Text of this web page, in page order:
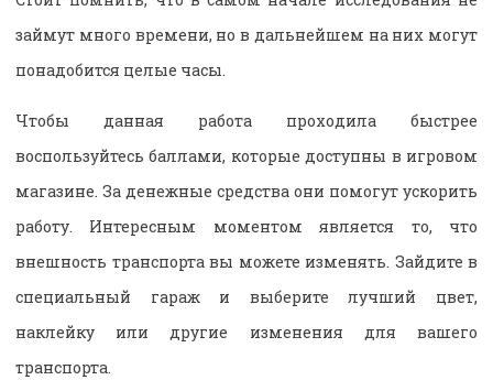
займут много времени, но в дальнейшем на них могут
понадобится целые часы.
Чтобы данная работа проходила быстрее
воспользуйтесь баллами, которые доступны в игровом
магазине. За денежные средства они помогут ускорить
работу. Интересным моментом является то, что
внешность транспорта вы можете изменять. Зайдите в
специальный гараж и выберите лучший цвет,
наклейку или другие изменения для вашего
транспорта.